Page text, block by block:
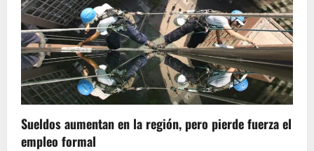
Sueldos aumentan en la región, pero pierde fuerza el
empleo formal